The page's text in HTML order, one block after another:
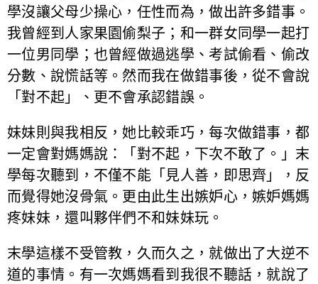
學沒讓父母少操心，任性而為，做出許多錯事。
我曾經到人家果園偷梨子；和一群女同學一起打
一位男同學；也曾經做過逃學、考試偷看、偷改
分數、說慌話等。然而我在做錯事後，從不會說
「對不起」、更不會承認錯誤。
妹妹則與我相反，她比較乖巧，每次做錯事，都
一定會對媽媽說：「對不起，下次不敢了。」末
學每次聽到，不僅不能「見人善，即思齊」，反
而覺得她沒骨氣。更由此生出嫉妒心，嫉妒媽媽
疼妹妹，還叫夥伴們不和妹妹玩。
末學這樣不受管教，久而久之，就做出了大逆不
道的事情。有一次媽媽看到我很不聽話，就說了